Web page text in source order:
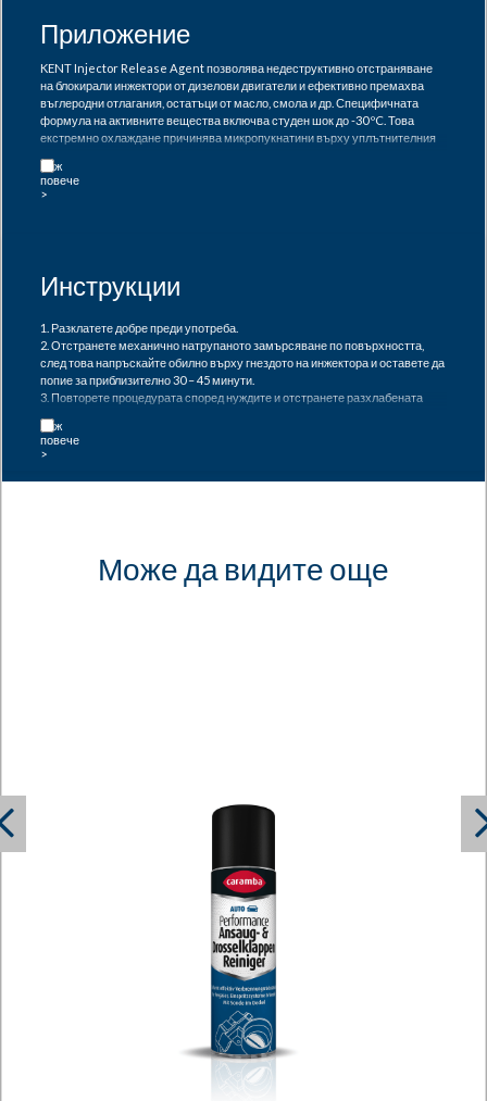
Приложение
KENT Injector Release Agent позволява недеструктивно отстраняване
на блокирали инжектори от дизелови двигатели и ефективно премахва
въглеродни отлагания, остатъци от масло, смола и др. Специфичната
формула на активните вещества включва студен шок до -30 ºC. Това
екстремно охлаждане причинява микропукнатини върху уплътнителния
бавно изпаряващи се разтворители, да проникне по-бързо и по-дълбоко.
Съществуващите кристали от ръжда, влагата и всякакви отлагания ще
Инструкции
1. Разклатете добре преди употреба.
2. Отстранете механично натрупаното замърсяване по повърхността,
след това напръскайте обилно върху гнездото на инжектора и оставете да
попие за приблизително 30 – 45 минути.
3. Повторете процедурата според нуждите и отстранете разхлабената
4. Отстранете инжекторите с подходящ инструмент.
Може да видите още